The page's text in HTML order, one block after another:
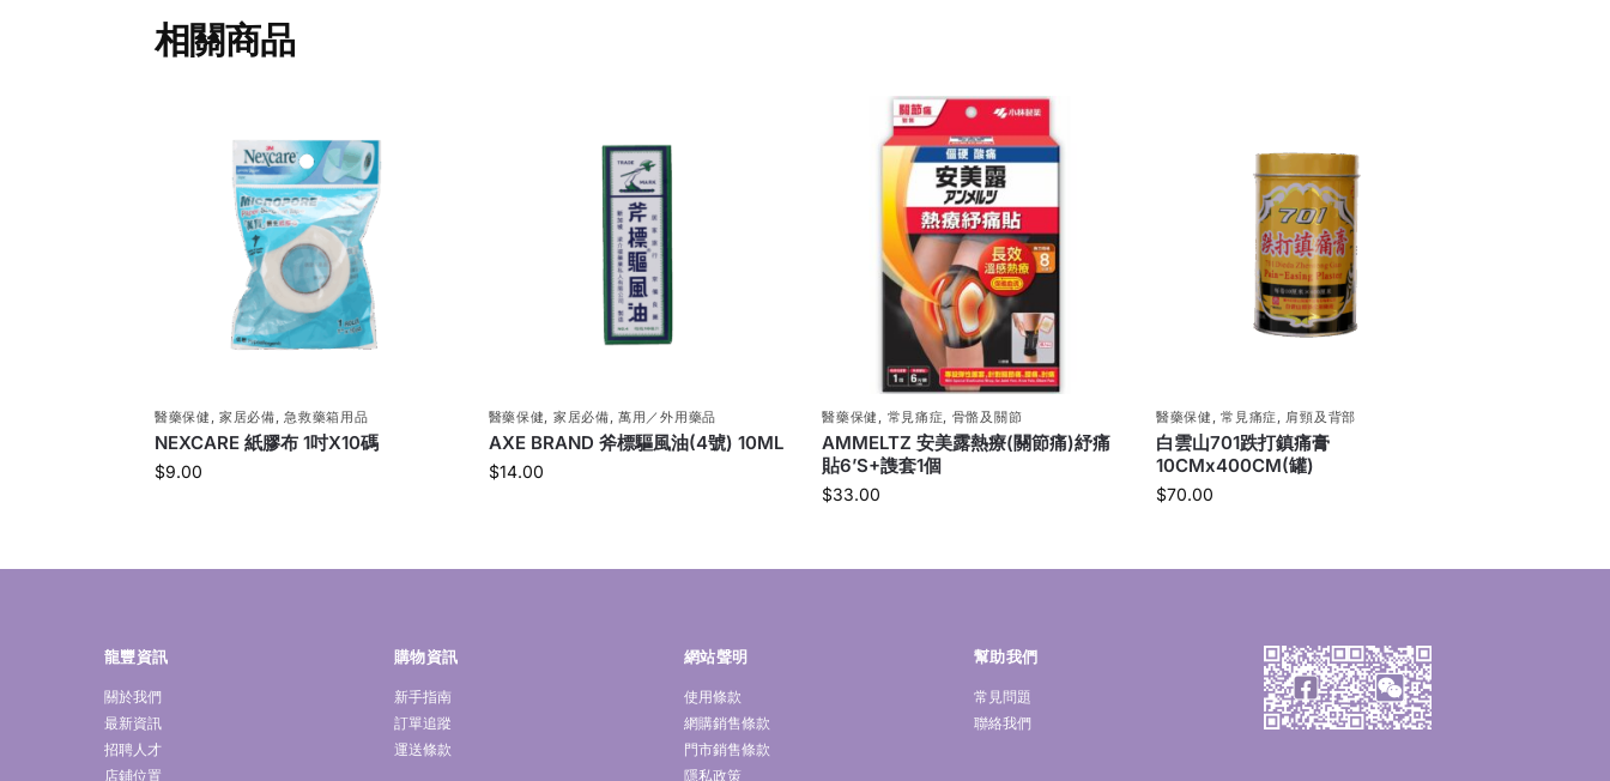
相關商品
醫藥保健 ,家居必備 ,急救藥箱用品
NEXCARE 紙膠布 1吋X10碼
$9.00
醫藥保健 家居必備 ,萬用／外用藥品
AXE BRAND 斧標驅風油(4號) 10ML
$14.00
醫藥保健 常見痛症 骨骼及關節
AMMELTZ 安美露熱療(關節痛)紓痛
貼6’S+謢套1個
$33.00
醫藥保健 ,常見痛症 肩頸及背部
白雲山701跌打鎮痛膏
10CMx400CM(罐)
$70.00
龍豐資訊
關於我們
最新資訊
招聘人才
店鋪位置
購物資訊
新手指南
訂單追蹤
運送條款
網站聲明
使用條款
網購銷售條款
門市銷售條款
隱私政策
幫助我們
常見問題
聯絡我們